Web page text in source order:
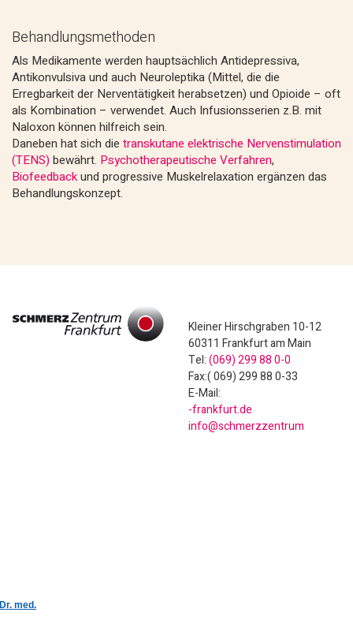
Behandlungsmethoden
Als Medikamente werden hauptsächlich Antidepressiva,
Antikonvulsiva und auch Neuroleptika (Mittel, die die
Erregbarkeit der Nerventätigkeit herabsetzen) und Opioide – oft
als Kombination – verwendet. Auch Infusionsserien z.B. mit
Naloxon können hilfreich sein.
Daneben hat sich die transkutane elektrische Nervenstimulation
(TENS) bewährt. Psychotherapeutische Verfahren,
Biofeedbackund progressive Muskelrelaxation ergänzen das
Behandlungskonzept.
Kleiner Hirschgraben 10-12
60311 Frankfurt am Main
Tel:(069) 299 88 0-0
Fax:( 069) 299 88 0-33
E-Mail:
ed.trufknarf-
murtnezzremhcs@ofni
med.